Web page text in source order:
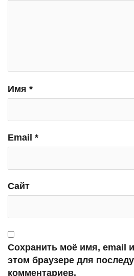
Имя *
Email *
Сайт
Сохранить моё имя, email
этом браузере для
комментариев.